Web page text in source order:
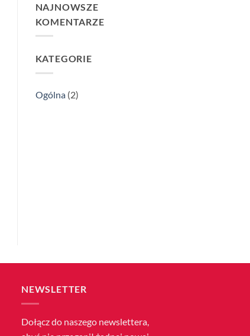
86.
Rocznica
Wybuchu
II
NAJNOWSZE
KOMENTARZE
KATEGORIE
Ogólna(2)
NEWSLETTER
Dołącz do naszego newslettera,